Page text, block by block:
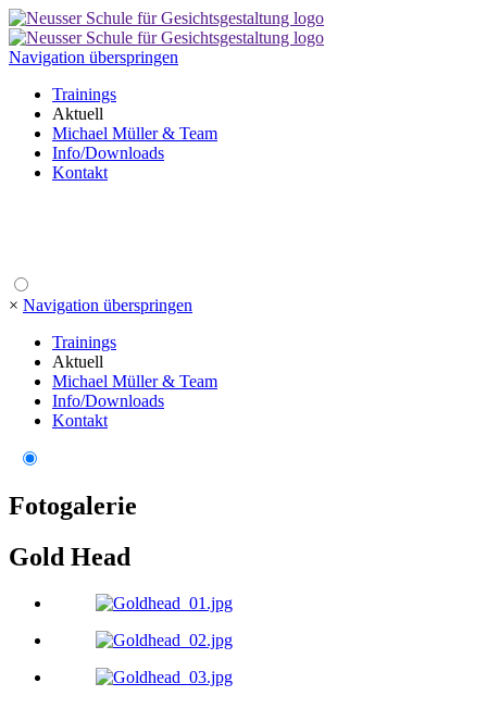
Navigation überspringen
Trainings
Aktuell
Michael Müller & Team
Info/Downloads
Kontakt
× Navigation überspringen
Trainings
Aktuell
Michael Müller & Team
Info/Downloads
Kontakt
Fotogalerie
Gold Head